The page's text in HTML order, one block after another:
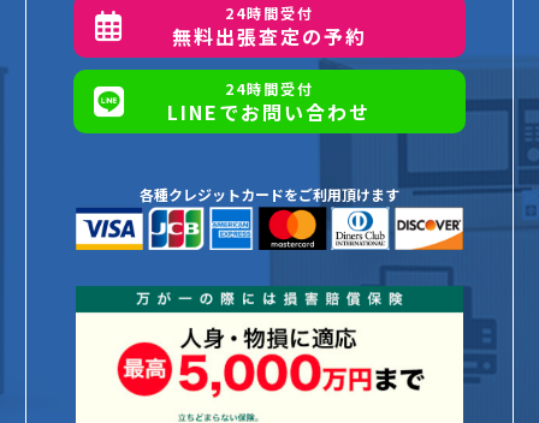
24時間受付
無料出張査定の予約
24時間受付
LINEでお問い合わせ
各種クレジットカードをご利用頂けます